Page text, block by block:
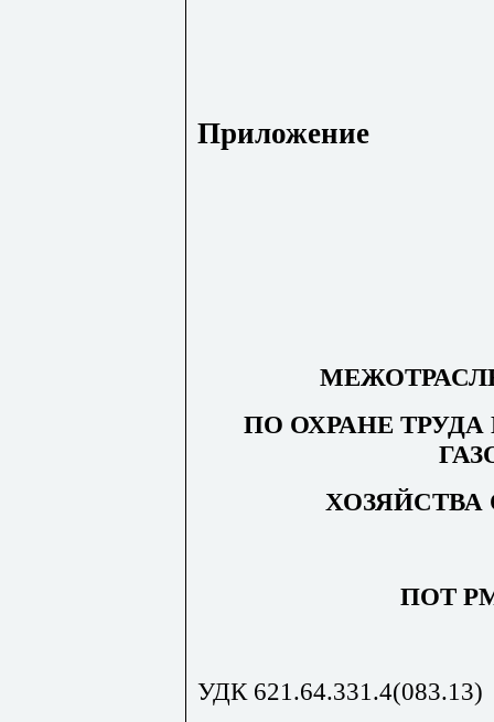
Приложение
ПО ОХРАНЕ
ХОЗЯЙСТВА
ПОТ
УДК 621.64.331.4(083.13)